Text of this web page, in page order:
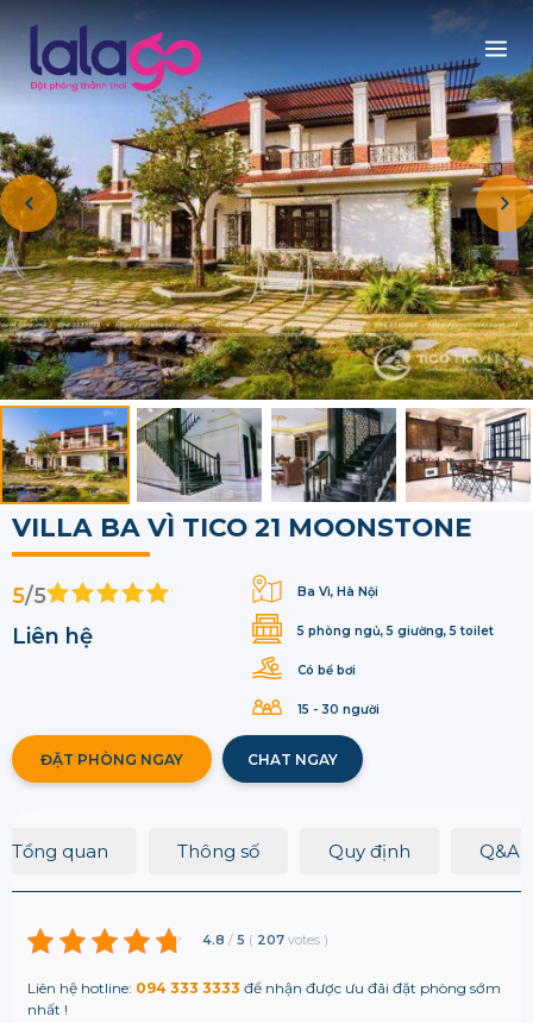
VILLA BA VÌ TICO 21 MOONSTONE
Ba Vì, Hà Nội
5 phòng ngủ, 5 giường, 5 toilet
Có bể bơi
15 - 30 người
5/5
Liên hệ
ĐẶT PHÒNG NGAY CHAT NGAY
Tổng quan Thông số Quy định Q&A
4.8 / 5 ( 207 votes )
Liên hệ hotline: 094 333 3333 để nhận được ưu đãi đặt phòng sớm
nhất !